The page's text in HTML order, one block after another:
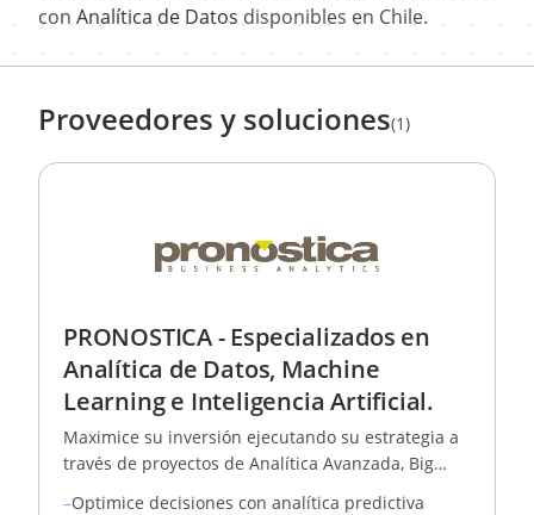
con Analítica de Datos disponibles en Chile.
Proveedores y soluciones(1)
PRONOSTICA - Especializados en
Analítica de Datos, Machine
Learning e Inteligencia Artificial.
Maximice su inversión ejecutando su estrategia a
través de proyectos de Analítica Avanzada, Big
–Optimice decisiones con analítica predictiva